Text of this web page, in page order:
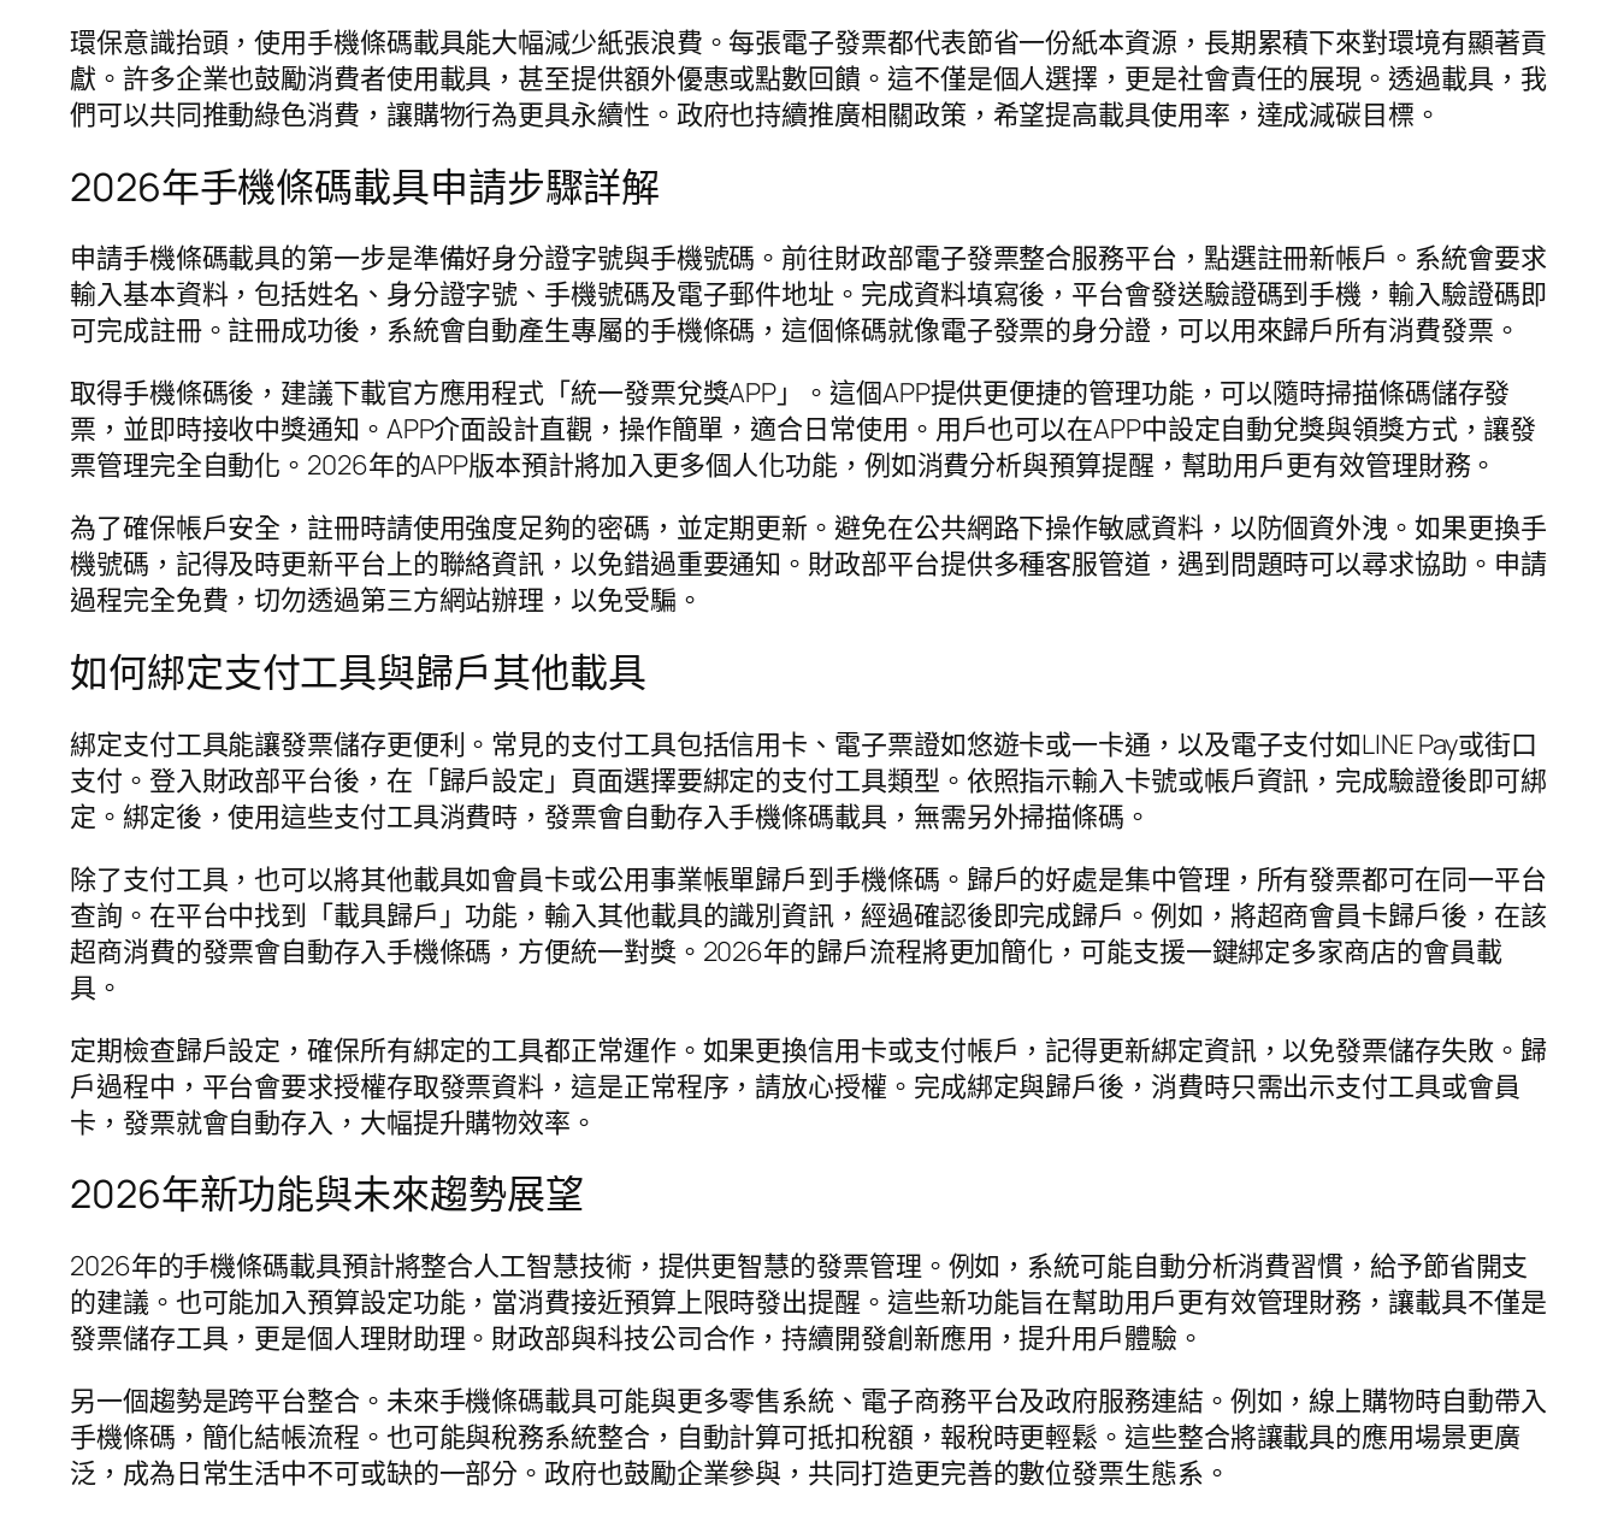
環保意識抬頭，使用手機條碼載具能大幅減少紙張浪費。每張電子發票都代表節省一份紙本資源，長期累積下來對環境有顯著貢
獻。許多企業也鼓勵消費者使用載具，甚至提供額外優惠或點數回饋。這不僅是個人選擇，更是社會責任的展現。透過載具，我
們可以共同推動綠色消費，讓購物行為更具永續性。政府也持續推廣相關政策，希望提高載具使用率，達成減碳目標。
2026年手機條碼載具申請步驟詳解
申請手機條碼載具的第一步是準備好身分證字號與手機號碼。前往財政部電子發票整合服務平台，點選註冊新帳戶。系統會要求
輸入基本資料，包括姓名、身分證字號、手機號碼及電子郵件地址。完成資料填寫後，平台會發送驗證碼到手機，輸入驗證碼即
可完成註冊。註冊成功後，系統會自動產生專屬的手機條碼，這個條碼就像電子發票的身分證，可以用來歸戶所有消費發票。
取得手機條碼後，建議下載官方應用程式「統一發票兌獎APP」。這個APP提供更便捷的管理功能，可以隨時掃描條碼儲存發
票，並即時接收中獎通知。APP介面設計直觀，操作簡單，適合日常使用。用戶也可以在APP中設定自動兌獎與領獎方式，讓發
票管理完全自動化。2026年的APP版本預計將加入更多個人化功能，例如消費分析與預算提醒，幫助用戶更有效管理財務。
為了確保帳戶安全，註冊時請使用強度足夠的密碼，並定期更新。避免在公共網路下操作敏感資料，以防個資外洩。如果更換手
機號碼，記得及時更新平台上的聯絡資訊，以免錯過重要通知。財政部平台提供多種客服管道，遇到問題時可以尋求協助。申請
過程完全免費，切勿透過第三方網站辦理，以免受騙。
如何綁定支付工具與歸戶其他載具
綁定支付工具能讓發票儲存更便利。常見的支付工具包括信用卡、電子票證如悠遊卡或一卡通，以及電子支付如LINE Pay或街口
支付。登入財政部平台後，在「歸戶設定」頁面選擇要綁定的支付工具類型。依照指示輸入卡號或帳戶資訊，完成驗證後即可綁
定。綁定後，使用這些支付工具消費時，發票會自動存入手機條碼載具，無需另外掃描條碼。
除了支付工具，也可以將其他載具如會員卡或公用事業帳單歸戶到手機條碼。歸戶的好處是集中管理，所有發票都可在同一平台
查詢。在平台中找到「載具歸戶」功能，輸入其他載具的識別資訊，經過確認後即完成歸戶。例如，將超商會員卡歸戶後，在該
超商消費的發票會自動存入手機條碼，方便統一對獎。2026年的歸戶流程將更加簡化，可能支援一鍵綁定多家商店的會員載
具。
定期檢查歸戶設定，確保所有綁定的工具都正常運作。如果更換信用卡或支付帳戶，記得更新綁定資訊，以免發票儲存失敗。歸
戶過程中，平台會要求授權存取發票資料，這是正常程序，請放心授權。完成綁定與歸戶後，消費時只需出示支付工具或會員
卡，發票就會自動存入，大幅提升購物效率。
2026年新功能與未來趨勢展望
2026年的手機條碼載具預計將整合人工智慧技術，提供更智慧的發票管理。例如，系統可能自動分析消費習慣，給予節省開支
的建議。也可能加入預算設定功能，當消費接近預算上限時發出提醒。這些新功能旨在幫助用戶更有效管理財務，讓載具不僅是
發票儲存工具，更是個人理財助理。財政部與科技公司合作，持續開發創新應用，提升用戶體驗。
另一個趨勢是跨平台整合。未來手機條碼載具可能與更多零售系統、電子商務平台及政府服務連結。例如，線上購物時自動帶入
手機條碼，簡化結帳流程。也可能與稅務系統整合，自動計算可抵扣稅額，報稅時更輕鬆。這些整合將讓載具的應用場景更廣
泛，成為日常生活中不可或缺的一部分。政府也鼓勵企業參與，共同打造更完善的數位發票生態系。